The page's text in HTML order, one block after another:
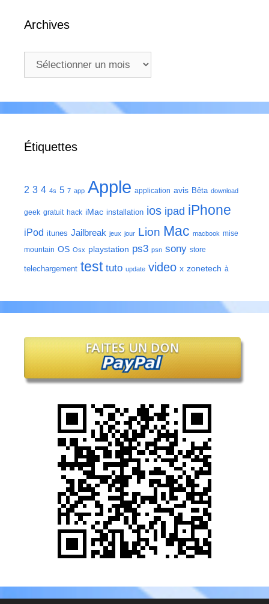
Archives
Archives
Étiquettes
2 3 4 4s 5 7 app Apple application avis Bêta download
geek gratuit hack iMac installation ios ipad iPhone
iPod itunes Jailbreak jeux jour Lion Mac macbook mise
mountain OS Osx playstation ps3 psn sony store
telechargement test tuto update video x zonetech à